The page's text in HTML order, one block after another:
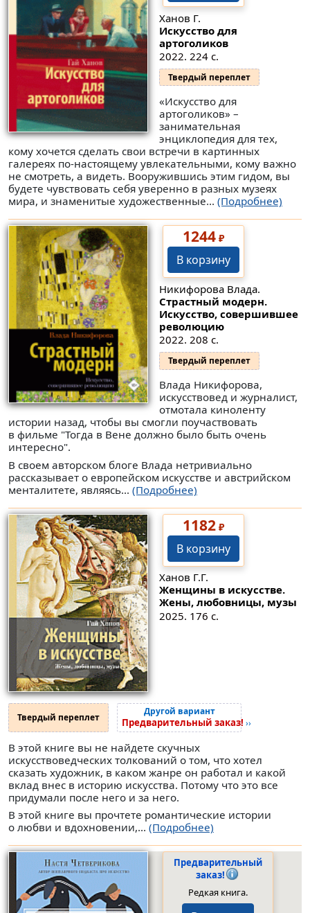
Ханов Г.
Искусство для
артоголиков
2022. 224 с.
Твердый переплет
«Искусство для
артоголиков» –
занимательная
энциклопедия для тех,
кому хочется сделать свои встречи в картинных
галереях по-настоящему увлекательными, кому важно
не смотреть, а видеть. Вооружившись этим гидом, вы
будете чувствовать себя уверенно в разных музеях
мира, и знаменитые художественные... (Подробнее)
1244₽
В корзину
Никифорова Влада.
Страстный модерн.
Искусство, совершившее
революцию
2022. 208 с.
Твердый переплет
Влада Никифорова,
искусствовед и журналист,
отмотала киноленту
истории назад, чтобы вы смогли поучаствовать
в фильме "Тогда в Вене должно было быть очень
интересно".
В своем авторском блоге Влада нетривиально
рассказывает о европейском искусстве и австрийском
менталитете, являясь... (Подробнее)
1182₽
В корзину
Ханов Г.Г.
Женщины в искусстве.
Жены, любовницы, музы
2025. 176 с.
Твердый переплет Другой вариант
Предварительный заказ! ››
В этой книге вы не найдете скучных
искусствоведческих толкований о том, что хотел
сказать художник, в каком жанре он работал и какой
вклад внес в историю искусства. Потому что это все
придумали после него и за него.
В этой книге вы прочтете романтические истории
о любви и вдохновении,... (Подробнее)
Предварительный
заказ!
Редкая книга.